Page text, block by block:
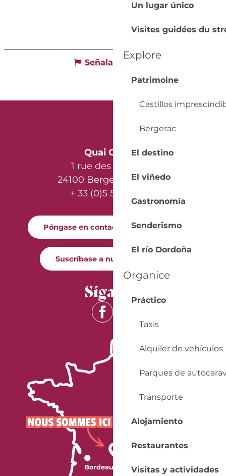
Un lugar único
Visites guidées du
Explore
Patrimoine
Castillos
Bergerac
El destino
El viñedo
Gastronomía
Senderismo
El río Dordoña
Organice
Práctico
Taxis
Alquiler de vehículos
Parques de
Transporte
Alojamiento
Restaurantes
Visitas y actividades
Señalar un error
Quai Cyrano
1 rue des Récollets
24100 Bergerac - France
+ 33 (0)5 53 57 03 11
Póngase en contacto con nosotros
Suscríbase a nuestro boletín
Síganos